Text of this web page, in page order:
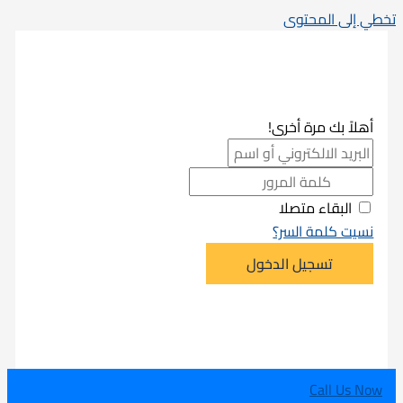
تخطي إلى المحتوى
أهلاً بك مرة أخرى!
البقاء متصلا
نسيت كلمة السر؟
تسجيل الدخول
Call Us Now